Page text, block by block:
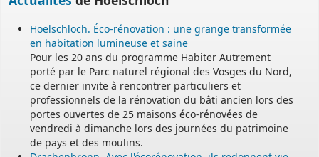
Hoelschloch. Éco-rénovation : une grange transformée
en habitation lumineuse et saine
Pour les 20 ans du programme Habiter Autrement
porté par le Parc naturel régional des Vosges du Nord,
ce dernier invite à rencontrer particuliers et
professionnels de la rénovation du bâti ancien lors des
portes ouvertes de 25 maisons éco-rénovées de
vendredi à dimanche lors des journées du patrimoine
de pays et des moulins.